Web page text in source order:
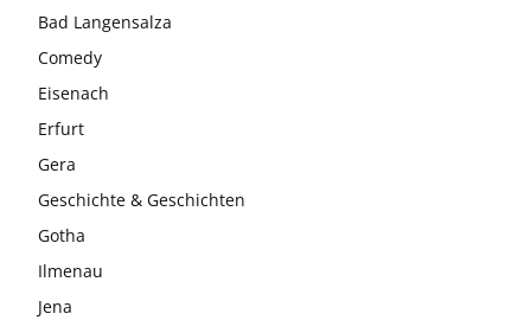
Bad Langensalza
Comedy
Eisenach
Erfurt
Gera
Geschichte & Geschichten
Gotha
Ilmenau
Jena